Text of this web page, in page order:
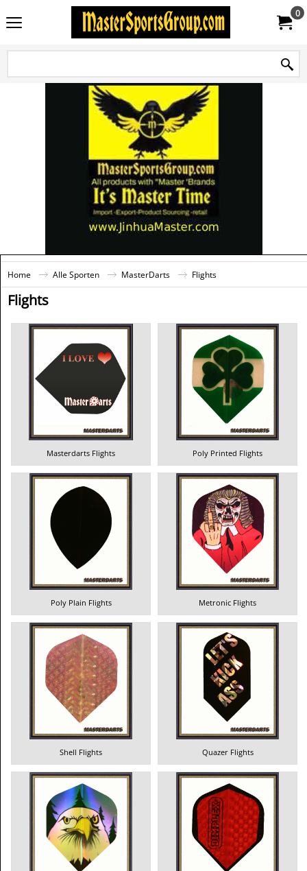
0
Home Alle Sporten MasterDarts Flights
Flights
Masterdarts Flights Poly Printed Flights
Poly Plain Flights Metronic Flights
Shell Flights Quazer Flights